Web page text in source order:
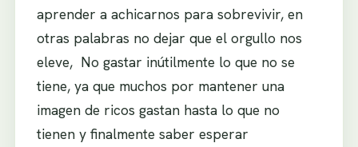
aprender a achicarnos para sobrevivir, en
otras palabras no dejar que el orgullo nos
eleve, No gastar inútilmente lo que no se
tiene, ya que muchos por mantener una
imagen de ricos gastan hasta lo que no
tienen y finalmente saber esperar